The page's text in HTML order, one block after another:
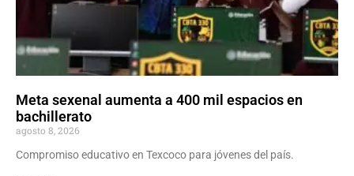
Meta sexenal aumenta a 400 mil espacios en
bachillerato
agosto 8, 2026
Compromiso educativo en Texcoco para jóvenes del país.